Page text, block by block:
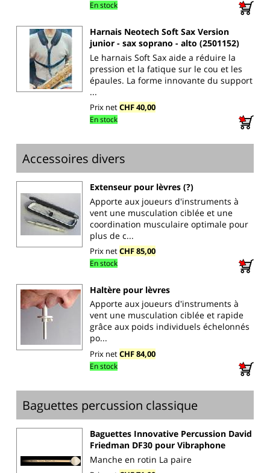
En stock
Harnais Neotech Soft Sax Version
junior - sax soprano - alto (2501152)
Le harnais Soft Sax aide a réduire la
pression et la fatique sur le cou et les
épaules. La forme innovante du support
...
Prix netCHF 40,00
En stock
Accessoires divers
Extenseur pour lèvres (?)
Apporte aux joueurs d'instruments à
vent une musculation ciblée et une
coordination musculaire optimale pour
plus de c...
Prix netCHF 85,00
En stock
Haltère pour lèvres
Apporte aux joueurs d'instruments à
vent une musculation ciblée et rapide
grâce aux poids individuels échelonnés
po...
Prix netCHF 84,00
En stock
Baguettes percussion classique
Baguettes Innovative Percussion David
Friedman DF30 pour Vibraphone
Manche en rotin La paire